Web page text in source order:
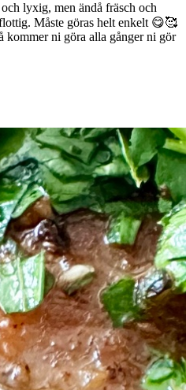
lyxig, men ändå fräsch och
Måste göras helt enkelt 😋🥰
kommer ni göra alla gånger ni gör